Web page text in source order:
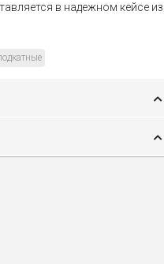
в надежном кейсе из